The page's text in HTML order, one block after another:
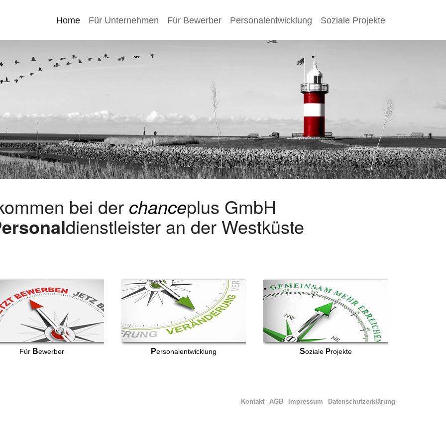
Home Für Unternehmen Für Bewerber Personalentwicklung Soziale Projekte
bei der chanceplus GmbH
dienstleister an der Westküste
Für Bewerber Personalentwicklung Soziale Projekte
Datenschutzerklärung
Impressum
AGB
Kontakt